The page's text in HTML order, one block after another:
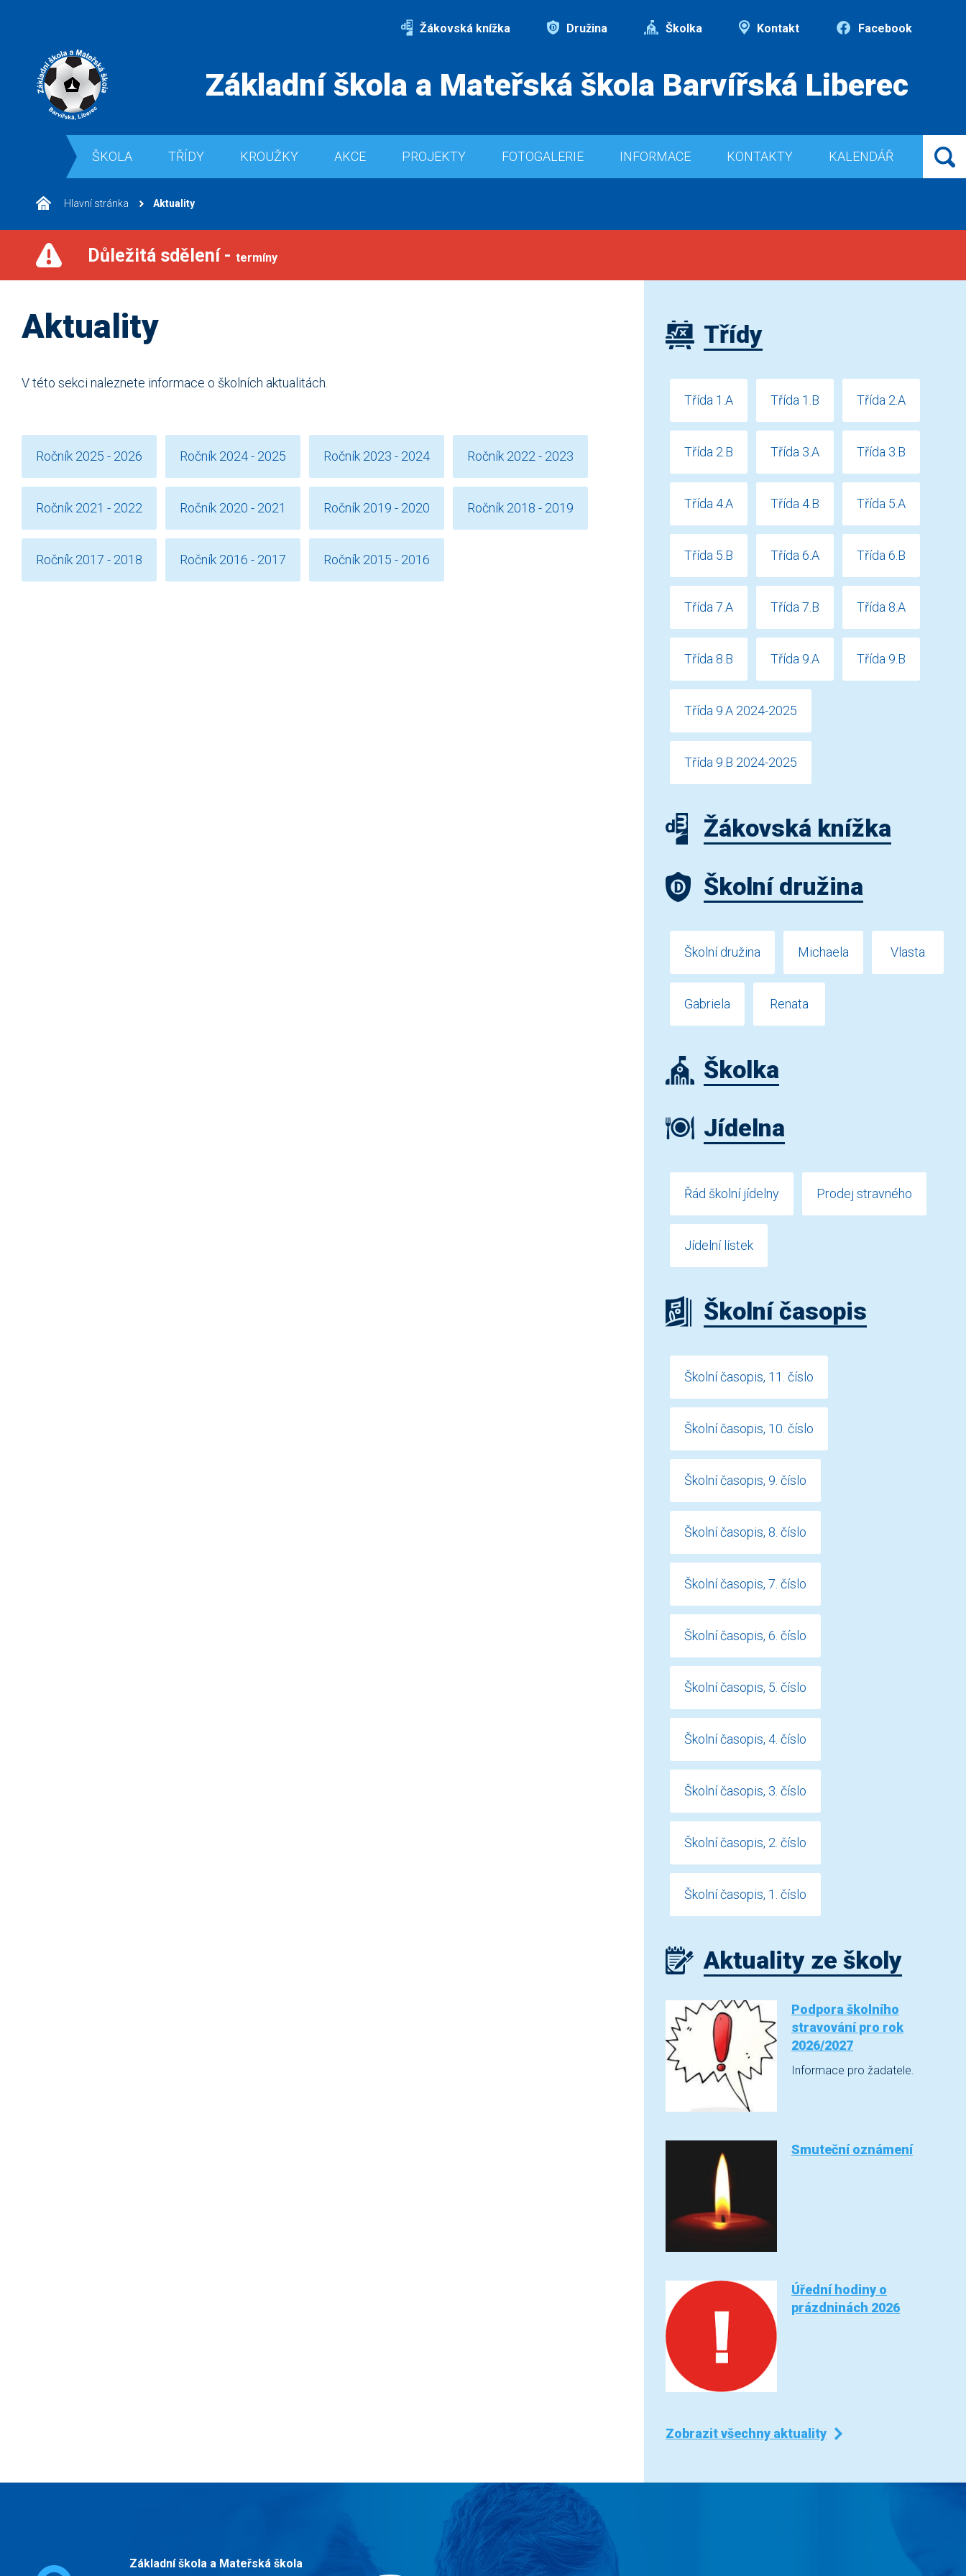
Žákovská knížka Družina Školka Kontakt Facebook
Základní škola a Mateřská škola Barvířská Liberec
ŠKOLA TŘÍDY KROUŽKY AKCE PROJEKTY FOTOGALERIE INFORMACE KONTAKTY KALENDÁŘ
Hlavní stránka Aktuality
Důležitá sdělení - termíny
Aktuality
V této sekci naleznete informace o školních aktualitách.
Ročník 2025 - 2026 Ročník 2024 - 2025 Ročník 2023 - 2024 Ročník 2022 - 2023
Ročník 2021 - 2022 Ročník 2020 - 2021 Ročník 2019 - 2020 Ročník 2018 - 2019
Ročník 2017 - 2018 Ročník 2016 - 2017 Ročník 2015 - 2016
Třídy
Třída 1.A Třída 1.B Třída 2.A
Třída 2.B Třída 3.A Třída 3.B
Třída 4.A Třída 4.B Třída 5.A
Třída 5.B Třída 6.A Třída 6.B
Třída 7.A Třída 7.B Třída 8.A
Třída 8.B Třída 9.A Třída 9.B
Třída 9.A 2024-2025
Třída 9.B 2024-2025
Žákovská knížka
Školní družina
Školní družina Michaela Vlasta
Gabriela Renata
Školka
Jídelna
Řád školní jídelny Prodej stravného
Jídelní lístek
Školní časopis
Školní časopis, 11. číslo
Školní časopis, 10. číslo
Školní časopis, 9. číslo
Školní časopis, 8. číslo
Školní časopis, 7. číslo
Školní časopis, 6. číslo
Školní časopis, 5. číslo
Školní časopis, 4. číslo
Školní časopis, 3. číslo
Školní časopis, 2. číslo
Školní časopis, 1. číslo
Aktuality ze školy
Podpora školního
stravování pro rok
2026/2027
Informace pro žadatele.
Smuteční oznámení
Úřední hodiny o
prázdninách 2026
Zobrazit všechny aktuality
Základní škola a Mateřská škola